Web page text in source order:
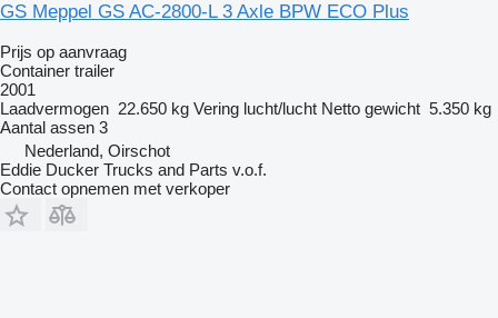
GS Meppel GS AC-2800-L 3 Axle BPW ECO Plus
Prijs op aanvraag
Container trailer
2001
Laadvermogen 22.650 kg Vering lucht/lucht Netto gewicht 5.350 kg
Aantal assen 3
Nederland, Oirschot
Eddie Ducker Trucks and Parts v.o.f.
Contact opnemen met verkoper